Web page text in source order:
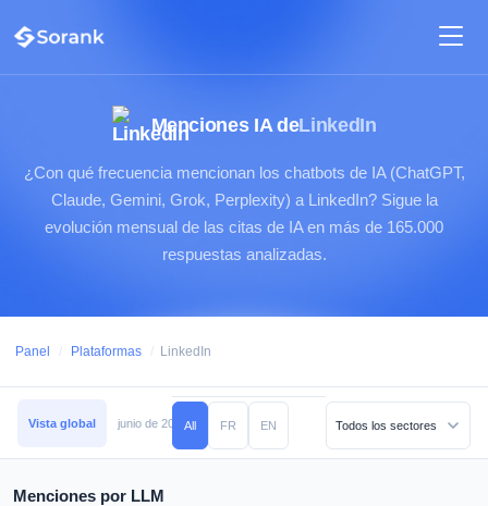
Menciones IA deLinkedIn
¿Con qué frecuencia mencionan los chatbots de IA (ChatGPT,
Claude, Gemini, Grok, Perplexity) a LinkedIn? Sigue la
evolución mensual de las citas de IA en más de 165.000
respuestas analizadas.
Panel / Plataformas / LinkedIn
Vista global junio de 2026 mayo de 2026 abril de 2026 marzo de 2026
All FR EN
Menciones por LLM